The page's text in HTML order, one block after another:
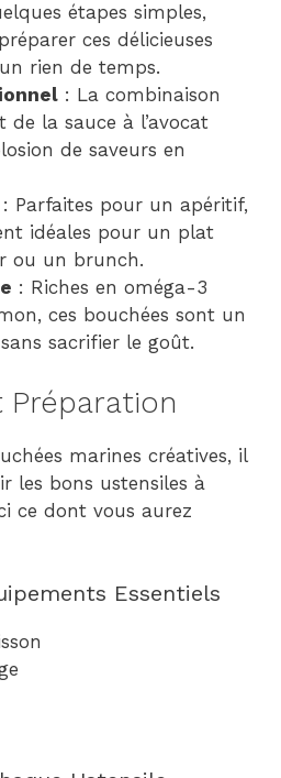
étapes simples,
ces délicieuses
rien de temps.
: La combinaison
de la sauce à l’avocat
de saveurs en
: Parfaites pour un apéritif,
idéales pour un plat
ou un brunch.
: Riches en oméga-3
ces bouchées sont un
sacrifier le goût.
Préparation
marines créatives, il
les bons ustensiles à
ce dont vous aurez
Essentiels